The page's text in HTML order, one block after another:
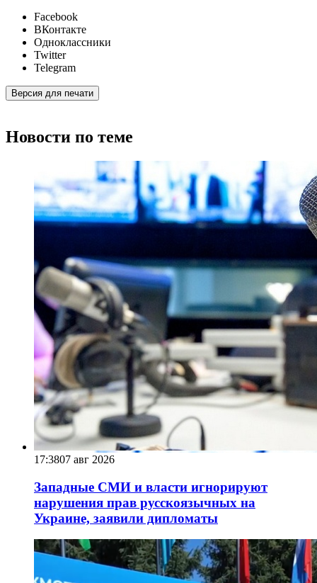
Facebook
ВКонтакте
Одноклассники
Twitter
Telegram
Версия для печати
Новости по теме
17:3807 авг 2026
Западные СМИ и власти игнорируют
нарушения прав русскоязычных на
Украине, заявили дипломаты